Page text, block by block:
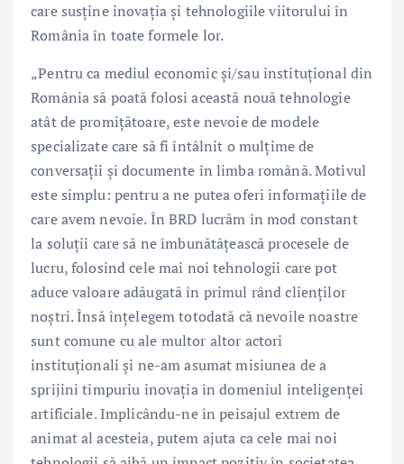
care susține inovația și tehnologiile viitorului în
România în toate formele lor.
„Pentru ca mediul economic și/sau instituțional din
România să poată folosi această nouă tehnologie
atât de promițătoare, este nevoie de modele
specializate care să fi întâlnit o mulțime de
conversații și documente în limba română. Motivul
este simplu: pentru a ne putea oferi informațiile de
care avem nevoie. În BRD lucrăm în mod constant
la soluții care să ne îmbunătățească procesele de
lucru, folosind cele mai noi tehnologii care pot
aduce valoare adăugată în primul rând clienților
noștri. Însă înțelegem totodată că nevoile noastre
sunt comune cu ale multor altor actori
instituționali și ne-am asumat misiunea de a
sprijini timpuriu inovația în domeniul inteligenței
artificiale. Implicându-ne în peisajul extrem de
animat al acesteia, putem ajuta ca cele mai noi